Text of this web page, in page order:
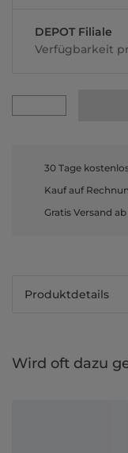
DEPOT Filiale
Verfügbarkeit
30 Tage
Kauf auf
Gratis Versand
Produktdetails
Wird oft dazu